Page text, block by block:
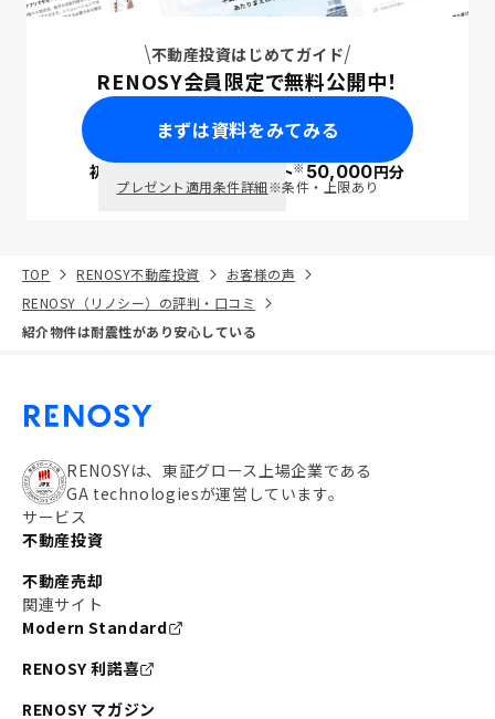
不動産投資はじめてガイド
RENOSY会員限定で無料公開中！
まずは資料をみてみる
初回面談で ポイント※50,000円分
プレゼント適用条件詳細※条件・上限あり
TOP RENOSY不動産投資
お客様の声
RENOSY（リノシー）の評判・口コミ
紹介物件は耐震性があり安心している
RENOSYは、東証グロース上場企業である
GA technologiesが運営しています。
サービス
不動産投資
不動産売却
関連サイト
Modern Standard
RENOSY 利諾喜
RENOSY マガジン